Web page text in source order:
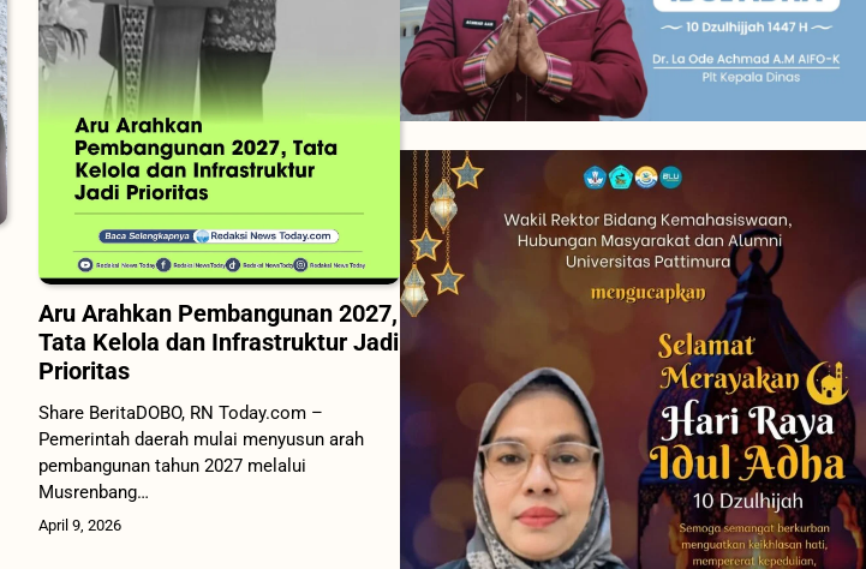
Aru Arahkan Pembangunan 2027,
Tata Kelola dan Infrastruktur Jadi
Prioritas
Share BeritaDOBO, RN Today.com –
Pemerintah daerah mulai menyusun arah
pembangunan tahun 2027 melalui
Musrenbang…
April 9, 2026